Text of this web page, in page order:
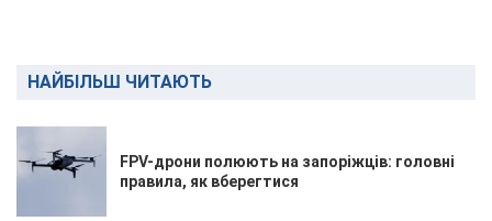
НАЙБІЛЬШ ЧИТАЮТЬ
FPV-дрони полюють на запоріжців: головні
правила, як вберегтися